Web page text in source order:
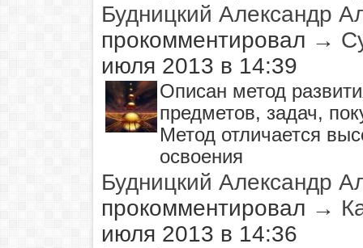
Будницкий Александр
прокомментировал →
июля 2013 в 14:39
Описан метод
предметов, задач,
Метод отличается
освоения
Будницкий Александр
прокомментировал →
июля 2013 в 14:36